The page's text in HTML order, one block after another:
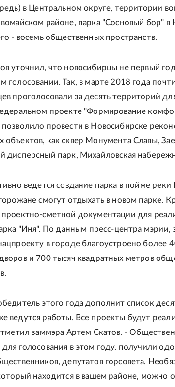
в Центральном округе, территории
районе, парка "Сосновый бор" в
- восемь общественных пространств.
уточнил, что новосибирцы не первый
голосовании. Так, в марте 2018 года
проголосовали за десять территорий
проекте "Формирование
провести в Новосибирске
объектов, как сквер Монумента Славы,
дисперсный парк, Михайловская
ведется создание парка в пойме
смогут отдыхать в новом парке.
проектно-сметной документации для
"Иня". По данным пресс-центра мэрии,
в городе благоустроено более
и 700 тысяч квадратных метров
этого года дополнит список
ведутся работы. Все проекты будут
заммэра Артем Скатов. -
для голосования в этом году, получили
депутатов горсовета.
находится в вашем районе, можно